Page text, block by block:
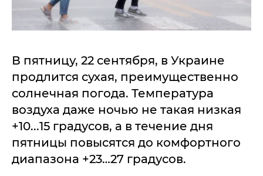
В пятницу, 22 сентября, в Украине
продлится сухая, преимущественно
солнечная погода. Температура
воздуха даже ночью не такая низкая
+10...15 градусов, а в течение дня
пятницы повысятся до комфортного
диапазона +23…27 градусов.